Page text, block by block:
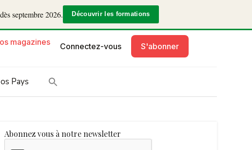
septembre 2026. Découvrir les formations
magazines Connectez-vous S'abonner
Pays
Abonnez vous à notre newsletter